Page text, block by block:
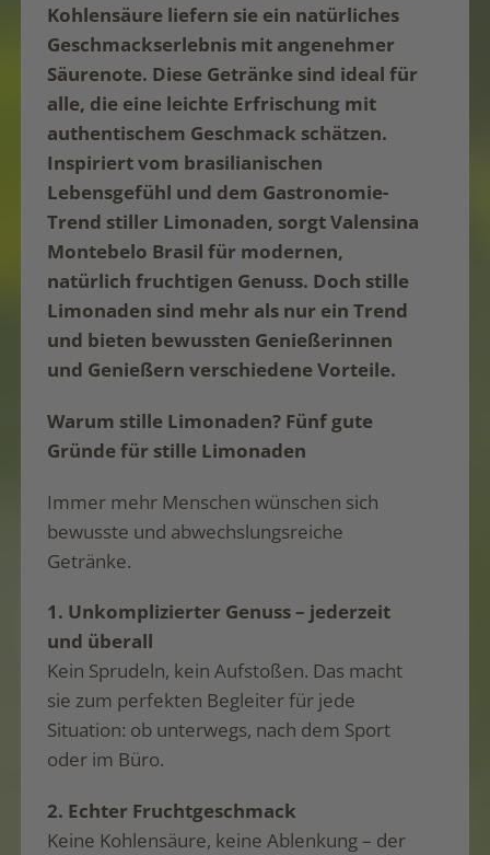
Kohlensäure liefern sie ein natürliches
Geschmackserlebnis mit angenehmer
Säurenote. Diese Getränke sind ideal für
alle, die eine leichte Erfrischung mit
authentischem Geschmack schätzen.
Inspiriert vom brasilianischen
Lebensgefühl und dem Gastronomie-
Trend stiller Limonaden, sorgt Valensina
Montebelo Brasil für modernen,
natürlich fruchtigen Genuss. Doch stille
Limonaden sind mehr als nur ein Trend
und bieten bewussten Genießerinnen
und Genießern verschiedene Vorteile.
Warum stille Limonaden? Fünf gute
Gründe für stille Limonaden
Immer mehr Menschen wünschen sich
bewusste und abwechslungsreiche
Getränke.
1. Unkomplizierter Genuss – jederzeit
und überall
Kein Sprudeln, kein Aufstoßen. Das macht
sie zum perfekten Begleiter für jede
Situation: ob unterwegs, nach dem Sport
oder im Büro.
2. Echter Fruchtgeschmack
Keine Kohlensäure, keine Ablenkung – der